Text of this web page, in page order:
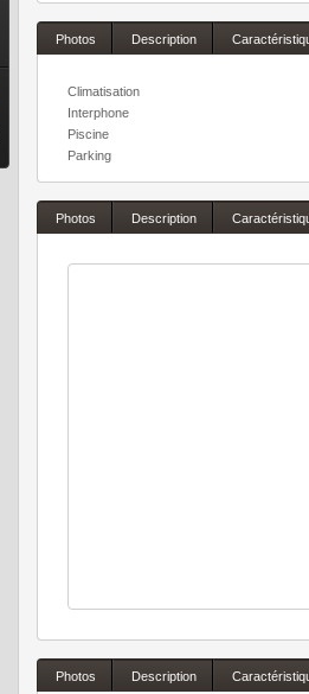
Photos Description
Climatisation
Interphone
Piscine
Parking
Photos Description
Photos Description